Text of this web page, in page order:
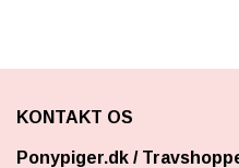
KONTAKT OS
Ponypiger.dk /